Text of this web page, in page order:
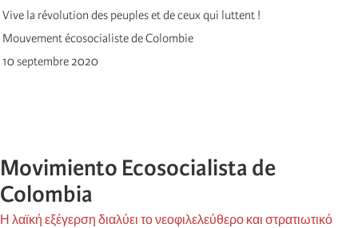
Vive la révolution des peuples et de ceux qui luttent !
Mouvement écosocialiste de Colombie
10 septembre 2020
Movimiento Ecosocialista de
Colombia
Η λαϊκή εξέγερση διαλύει το νεοφιλελεύθερο και στρατιωτικό